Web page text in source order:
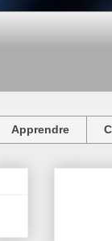
Apprendre